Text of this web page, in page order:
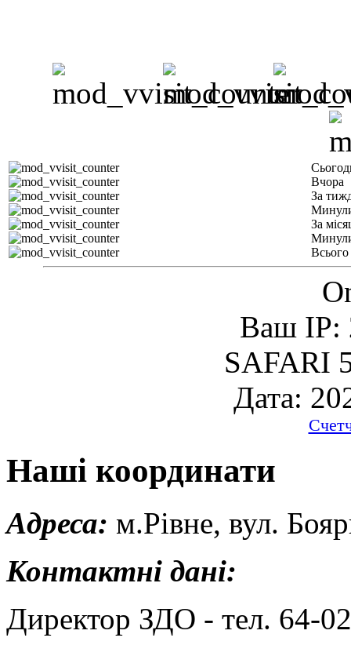
Вчора
За
За
Всього
Ваш IP:
SAFARI
Дата:
Наші координати
Адреса: м.Рівне, вул.
Контактні дані:
Директор ЗДО - тел. 64-